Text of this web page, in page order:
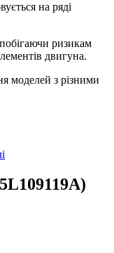
на ряді
ризикам
двигуна.
моделей з різними